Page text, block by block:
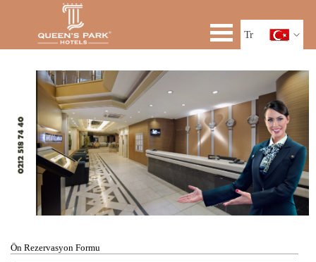
Tr
Ön Rezervasyon Formu